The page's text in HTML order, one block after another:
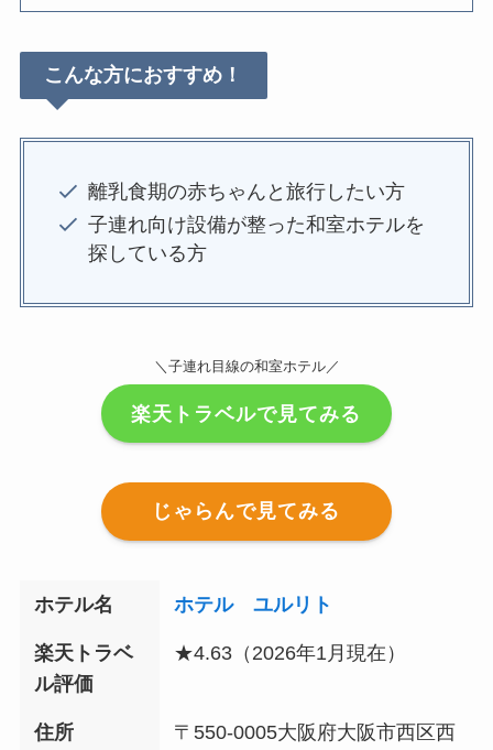
こんな方におすすめ！
離乳食期の赤ちゃんと旅行したい方
子連れ向け設備が整った和室ホテルを
探している方
＼子連れ目線の和室ホテル／
楽天トラベルで見てみる
じゃらんで見てみる
ホテル名 ホテル ユルリト
楽天トラベ
ル評価
★4.63（2026年1月現在）
住所
〒550-0005大阪府大阪市西区西